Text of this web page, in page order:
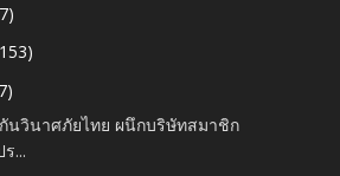
นวินาศภัยไทย ผนึกบริษัทสมาชิก
...